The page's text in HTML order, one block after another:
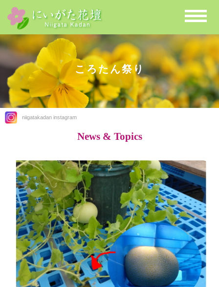
niigatakadan instagram
ころたん祭り
News & Topics